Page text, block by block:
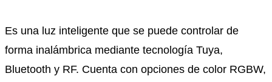
Es una luz inteligente que se puede controlar de
forma inalámbrica mediante tecnología Tuya,
Bluetooth y RF. Cuenta con opciones de color RGBW,